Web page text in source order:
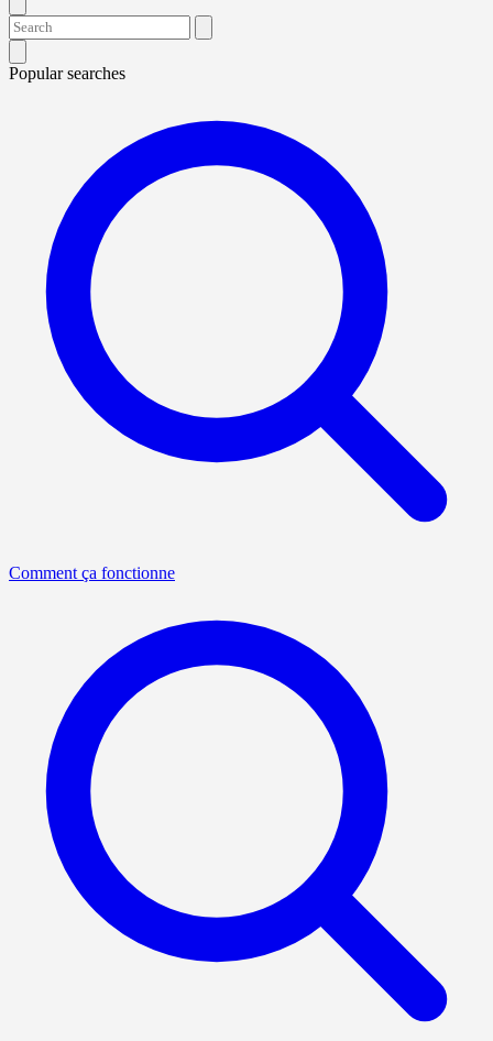
Popular searches
Comment ça fonctionne